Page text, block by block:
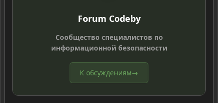
Forum Codeby
Сообщество специалистов по
информационной безопасности
К обсуждениям→